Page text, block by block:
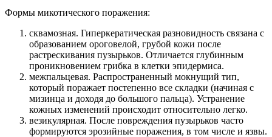
Формы микотического поражения:
сквамозная. Гиперкератическая разновидность связана с
образованием ороговелой, грубой кожи после
растрескивания пузырьков. Отличается глубинным
проникновением грибка в клетки эпидермиса.
межпальцевая. Распространенный мокнущий тип,
который поражает постепенно все складки (начиная с
мизинца и доходя до большого пальца). Устранение
кожных изменений происходит относительно легко.
везикулярная. После повреждения пузырьков часто
формируются эрозийные поражения, в том числе и язвы.